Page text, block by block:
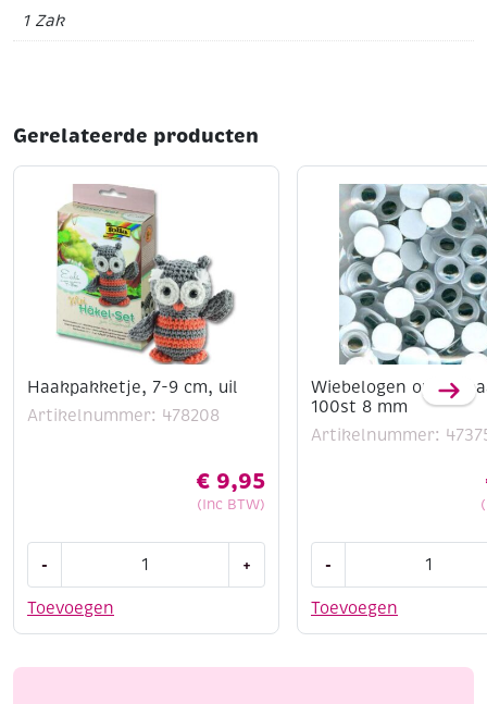
1 Zak
Gerelateerde producten
Haakpakketje, 7-9 cm, uil
Artikelnummer: 478208
€ 9,95
(Inc BTW)
Toevoegen
-
9
aantal
+
Wiebelogen
100st 8 mm
Artikelnummer:
Toevoegen
-
rond
mm